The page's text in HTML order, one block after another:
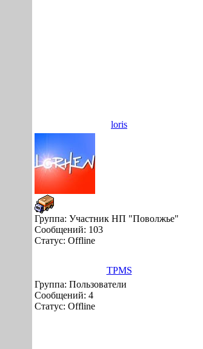
loris
Группа: Участник НП "Поволжье"
Сообщений: 103
Статус: Offline
TPMS
Группа: Пользователи
Сообщений: 4
Статус: Offline